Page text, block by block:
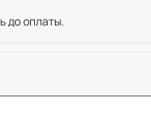
до оплаты.